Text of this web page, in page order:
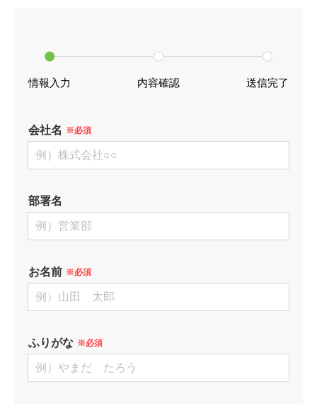
情報入力 内容確認 送信完了
会社名 ※必須
部署名
お名前 ※必須
ふりがな ※必須